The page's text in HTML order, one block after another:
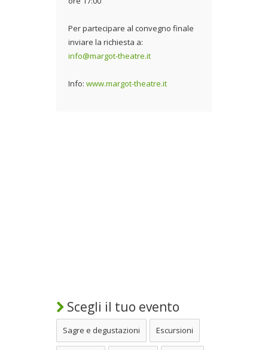
Per partecipare al convegno finale
inviare la richiesta a:
info@margot-theatre.it
Info: www.margot-theatre.it
Scegli il tuo evento
Sagre e degustazioni Escursioni